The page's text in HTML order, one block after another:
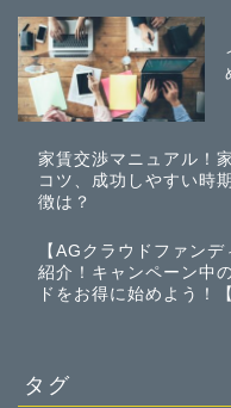
家賃交渉マニュアル！
コツ、成功しやすい時
徴は？
【AGクラウドファンデ
紹介！キャンペーン中
ドをお得に始めよう！
タグ